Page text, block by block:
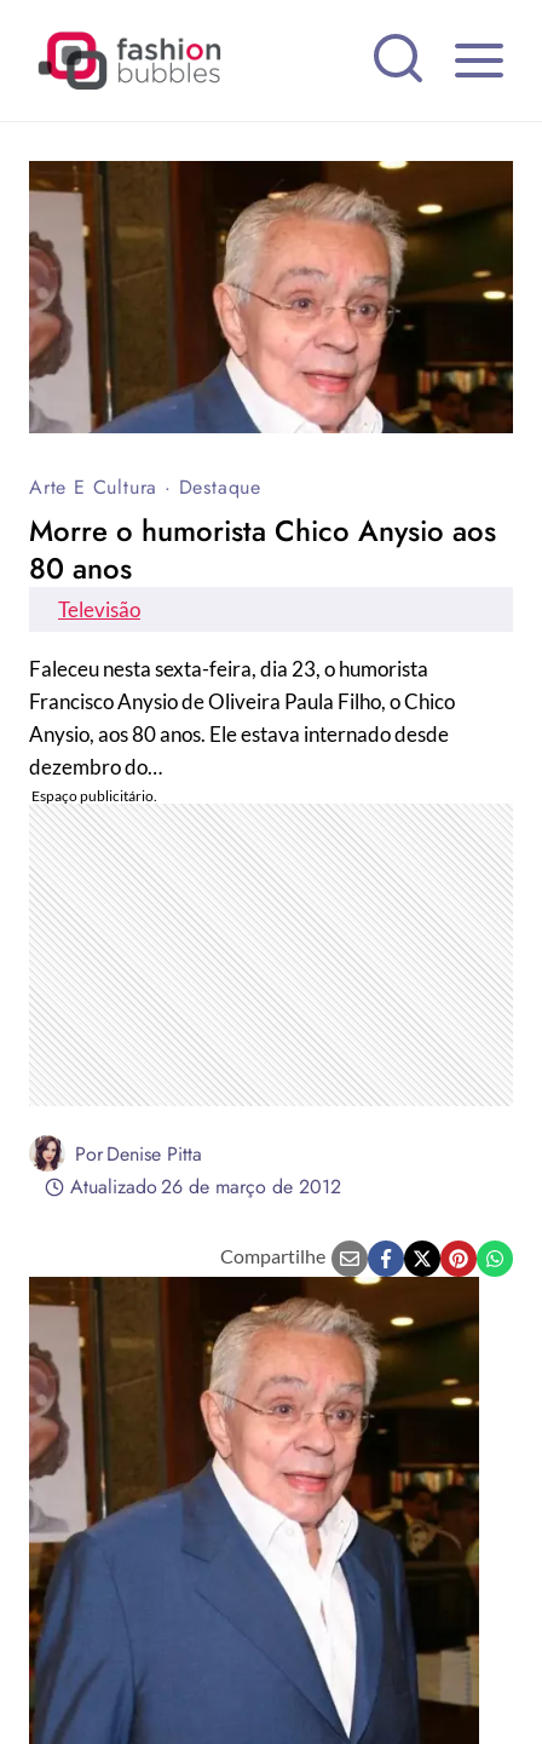
Arte E Cultura · Destaque
Morre o humorista Chico Anysio aos
80 anos
Televisão
Faleceu nesta sexta-feira, dia 23, o humorista
Francisco Anysio de Oliveira Paula Filho, o Chico
Anysio, aos 80 anos. Ele estava internado desde
dezembro do…
PorDenise Pitta
Atualizado26 de março de 2012
Compartilhe